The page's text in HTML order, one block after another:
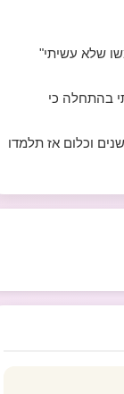
שלא עשיתי"
בהתחלה כי
וכלום אז תלמדו